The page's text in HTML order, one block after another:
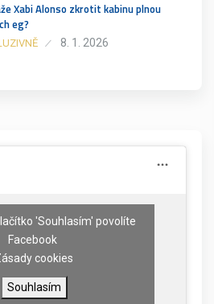
Xabi Alonso zkrotit kabinu plnou
eg?
8. 1. 2026
'Souhlasím' povolíte
Facebook
cookies
Souhlasím